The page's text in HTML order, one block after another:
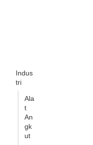
Indus
tri
Ala
t
An
gk
ut